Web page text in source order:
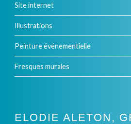
Site internet
Illustrations
Peinture événementielle
Fresques murales
ELODIE ALETON,